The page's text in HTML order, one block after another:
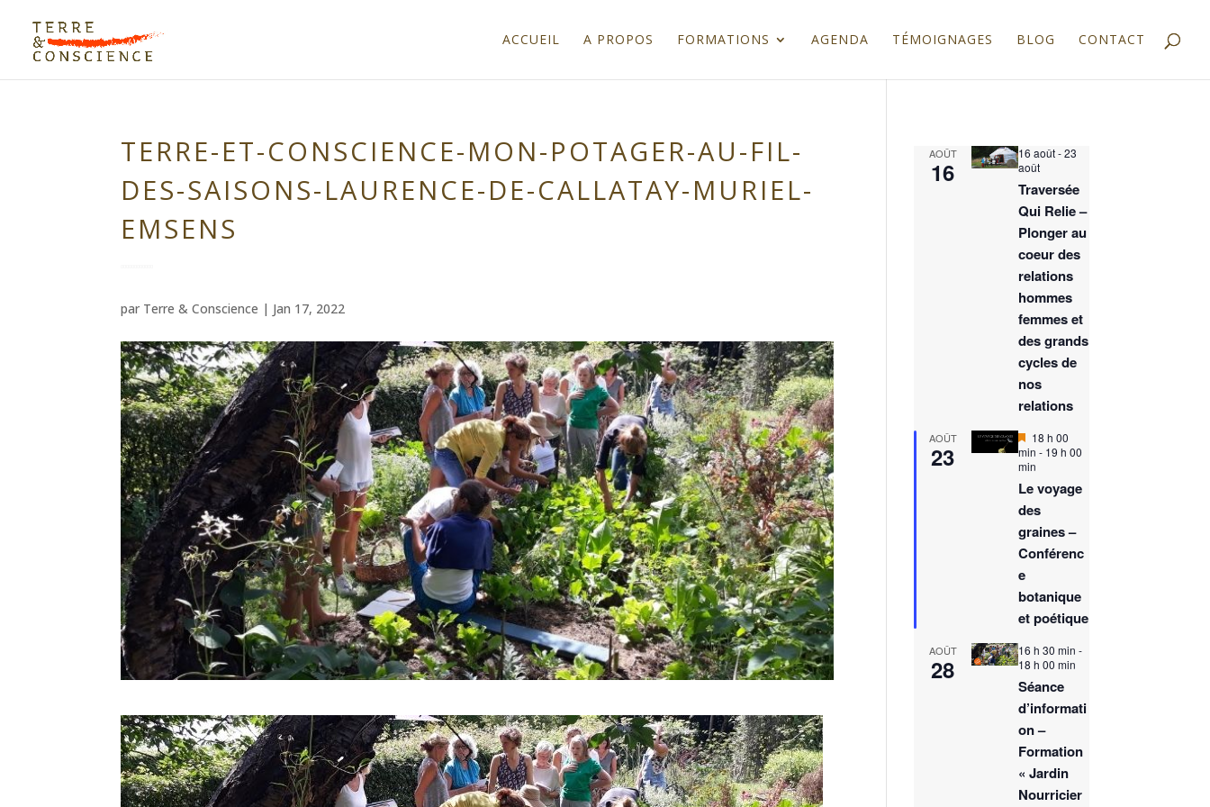
ACCUEIL A PROPOS FORMATIONS AGENDA TÉMOIGNAGES BLOG CONTACT
TERRE-ET-CONSCIENCE-MON-POTAGER-AU-FIL-
DES-SAISONS-LAURENCE-DE-CALLATAY-MURIEL-
EMSENS
par Terre & Conscience | Jan 17, 2022
AOÛT
16
16 août-23
août
Traversée
Qui Relie –
Plonger au
coeur des
relations
hommes
femmes et
des grands
cycles de
nos
relations
AOÛT
23
M
i
s
n
a
a
n
18 h 00
min - 19 h 00
min
Le voyage
des
graines –
Conférenc
e
botanique
et poétique
AOÛT
28
16 h 30 min -
18 h 00 min
Séance
d’informati
on –
Formation
« Jardin
Nourricier